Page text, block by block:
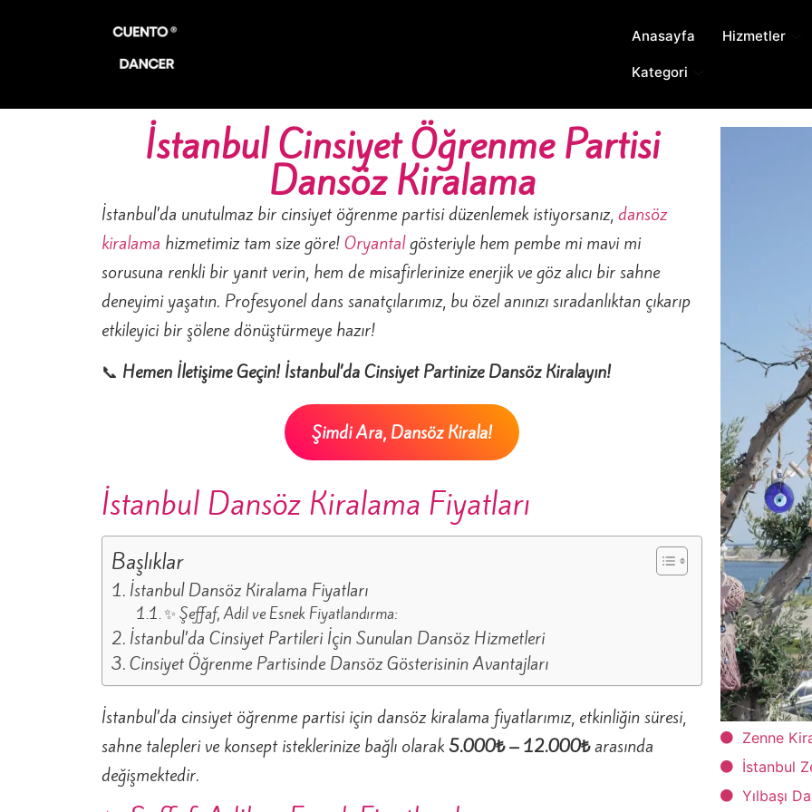
Anasayfa Hizmetler
Kategori
İstanbul Cinsiyet Öğrenme Partisi
Dansöz Kiralama
İstanbul’da unutulmaz bir cinsiyet öğrenme partisi düzenlemek istiyorsanız,dansöz
kiralama hizmetimiz tam size göre!Oryantalgösteriyle hem pembe mi mavi mi
sorusuna renkli bir yanıt verin, hem de misafirlerinize enerjik ve göz alıcı bir sahne
deneyimi yaşatın. Profesyonel dans sanatçılarımız, bu özel anınızı sıradanlıktan çıkarıp
etkileyici bir şölene dönüştürmeye hazır!
📞 Hemen İletişime Geçin! İstanbul’da Cinsiyet Partinize Dansöz Kiralayın!
Şimdi Ara, Dansöz Kirala!
İstanbul Dansöz Kiralama Fiyatları
Başlıklar
İstanbul Dansöz Kiralama Fiyatları
✨ Şeffaf, Adil ve Esnek Fiyatlandırma:
İstanbul’da Cinsiyet Partileri İçin Sunulan Dansöz Hizmetleri
Cinsiyet Öğrenme Partisinde Dansöz Gösterisinin Avantajları
İstanbul’da cinsiyet öğrenme partisi için dansöz kiralama fiyatlarımız, etkinliğin süresi,
sahne talepleri ve konsept isteklerinize bağlı olarak5.000₺ – 12.000₺arasında
değişmektedir.
Zenne
İstanbul
Yılbaşı